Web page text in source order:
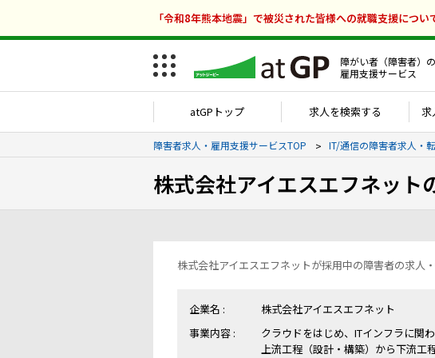
「令和8年熊本地震」で被災された皆様への就職支援につい
障がい者（障害者）
雇用支援サービス
atGPトップ 求人を検索する 求
障害者求人・雇用支援サービスTOP IT/通信の障害者求人・
株式会社アイエスエフネット
株式会社アイエスエフネットが採用中の障害者の求人
企業名 :
株式会社アイエスエフネット
事業内容 :
クラウドをはじめ、ITインフラに関
上流工程（設計・構築）から下流工